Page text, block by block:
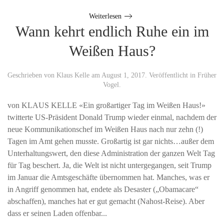
Weiterlesen
Wann kehrt endlich Ruhe ein im
Weißen Haus?
Geschrieben von Klaus Kelle am August 1, 2017 . Veröffentlicht in Früher
Vogel
von KLAUS KELLE «Ein großartiger Tag im Weißen Haus!»
twitterte US-Präsident Donald Trump wieder einmal, nachdem der
neue Kommunikationschef im Weißen Haus nach nur zehn (!)
Tagen im Amt gehen musste. Großartig ist gar nichts…außer dem
Unterhaltungswert, den diese Administration der ganzen Welt Tag
für Tag beschert. Ja, die Welt ist nicht untergegangen, seit Trump
im Januar die Amtsgeschäfte übernommen hat. Manches, was er
in Angriff genommen hat, endete als Desaster („Obamacare“
abschaffen), manches hat er gut gemacht (Nahost-Reise). Aber
dass er seinen Laden offenbar...